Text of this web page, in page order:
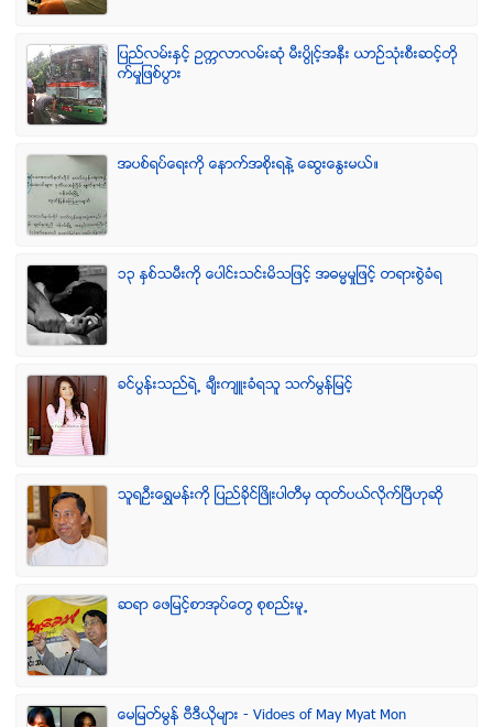
ျပည္လမ္းႏွင့္ ဥကၠလာလမ္းဆုံ မီးပြိဳင့္အနီး ယာဥ္သုံးစီးဆင့္တို
က္မႈျဖစ္ပြား
အပစ္ရပ္ေရးကို ေနာက္အစိုးရနဲ႔ ေဆြးေႏြးမယ္။
၁၃ ႏွစ္သမီးကို ေပါင္းသင္းမိသျဖင့္ အဓမၼမႈျဖင့္ တရားစြဲခံရ
ခင္ပြန္းသည္ရဲ႕ ခ်ီးက်ဴးခံရသူ သက္မြန္ျမင့္
သူရဦးေရႊမန္းကို ျပည္ခိုင္ျဖိဳးပါတီမွ ထုတ္ပယ္လိုက္ျပီဟုဆို
ဆရာ ေဖျမင့္စာအုပ္ေတြ စုစည္းမူ႕
ေမျမတ္မြန္ ဗီဒီယုိမ်ား - Vidoes of May Myat Mon